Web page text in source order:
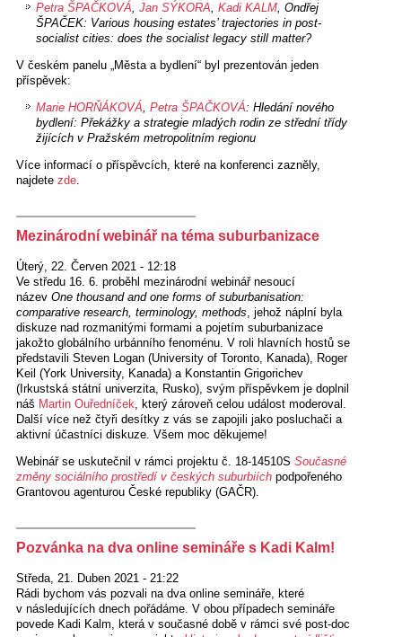
Petra ŠPAČKOVÁ, Jan SÝKORA, Kadi KALM, Ondřej
ŠPAČEK: Various housing estates’ trajectories in post-
socialist cities: does the socialist legacy still matter?
V českém panelu „Města a bydlení“ byl prezentován jeden
příspěvek:
Marie HORŇÁKOVÁ, Petra ŠPAČKOVÁ: Hledání nového
bydlení: Překážky a strategie mladých rodin ze střední třídy
žijících v Pražském metropolitním regionu
Více informací o příspěvcích, které na konferenci zazněly,
najdete zde.
Mezinárodní webinář na téma suburbanizace
Úterý, 22. Červen 2021 - 12:18
Ve středu 16. 6. proběhl mezinárodní webinář nesoucí
název One thousand and one forms of suburbanisation:
comparative research, terminology, methods, jehož náplní byla
diskuze nad rozmanitými formami a pojetím suburbanizace
jakožto globálního urbánního fenoménu. V roli hlavních hostů se
představili Steven Logan (University of Toronto, Kanada), Roger
Keil (York University, Kanada)a Konstantin Grigorichev
(Irkustská státní univerzita, Rusko), svým příspěvkem je doplnil
náš Martin Ouředníček, který zároveň celou událost moderoval.
Další více než čtyři desítky z vás se zapojili jako posluchači a
aktivní účastníci diskuze. Všem moc děkujeme!
Webinář se uskutečnil v rámci projektu č. 18-14510S Současné
změny sociálního prostředí v českých suburbiíchpodpořeného
Grantovou agenturou České republiky (GAČR).
Pozvánka na dva online semináře s Kadi Kalm!
Středa, 21. Duben 2021 - 21:22
Rádi bychom vás pozvali na dva online semináře, které
v následujících dnech pořádáme. V obou případech semináře
povede Kadi Kalm, která v současné době v rámci své post-doc